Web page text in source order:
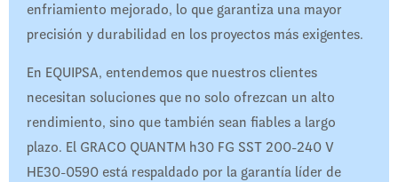
enfriamiento mejorado, lo que garantiza una mayor
precisión y durabilidad en los proyectos más exigentes.
En EQUIPSA, entendemos que nuestros clientes
necesitan soluciones que no solo ofrezcan un alto
rendimiento, sino que también sean fiables a largo
plazo. El GRACO QUANTM h30 FG SST 200-240 V
HE30-0590 está respaldado por la garantía líder de